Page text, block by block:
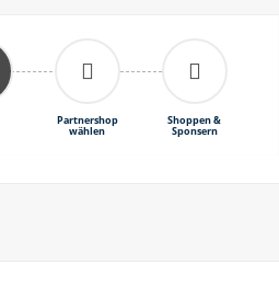
Partnershop
wählen
Shoppen &
Sponsern